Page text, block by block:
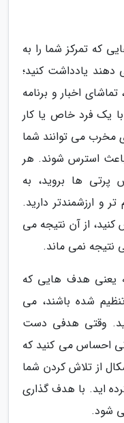
که تمرکز شما را به
دهند یادداشت کنید؛
اخبار و برنامه
یک فرد خاص یا کار
مخرب می توانند شما
استرس شوند. هر
پرتی ها بروید، به
و ارزشمندتر دارید.
از آن نتیجه می
نتیجه نمی ماند.
یعنی هدف هایی که
شده باشند، می
وقتی هدفی دست
احساس می کنید که
از تلاش کردن شما
اید. با هدف گذاری
شود.